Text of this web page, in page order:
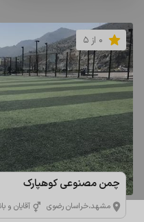
0 از 5
چمن مصنوعی کوهپارک
مشهد،خراسان رضوی آقایان و